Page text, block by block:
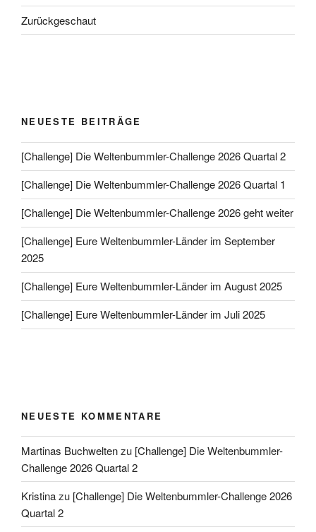
Zurückgeschaut
NEUESTE BEITRÄGE
[Challenge] Die Weltenbummler-Challenge 2026 Quartal 2
[Challenge] Die Weltenbummler-Challenge 2026 Quartal 1
[Challenge] Die Weltenbummler-Challenge 2026 geht weiter
[Challenge] Eure Weltenbummler-Länder im September
2025
[Challenge] Eure Weltenbummler-Länder im August 2025
[Challenge] Eure Weltenbummler-Länder im Juli 2025
NEUESTE KOMMENTARE
Martinas Buchweltenzu [Challenge] Die Weltenbummler-
Challenge 2026 Quartal 2
Kristinazu [Challenge] Die Weltenbummler-Challenge 2026
Quartal 2